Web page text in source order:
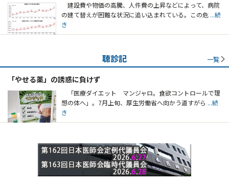
建設費や物価の高騰、人件費の上昇などによって、病院
の建て替えが困難な状況に追い込まれている。この危 ...続
き
聴診記 一覧
「やせる薬」の誘惑に負けず
「医療ダイエット マンジャロ。食欲コントロールで理
想の体へ」。7月上旬、厚生労働省へ向かう道すがら ...続
き